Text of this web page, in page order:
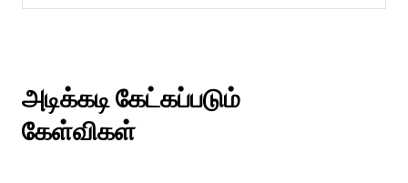
அடிக்கடி கேட்கப்படும்
கேள்விகள்